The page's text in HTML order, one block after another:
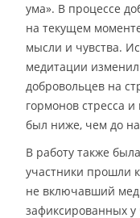
ума». В процессе
на текущем
мысли и чувства.
медитации
добровольцев на
гормонов стресса
был ниже, чем до
В работу также
участники прошли
не включавший
зафиксированных